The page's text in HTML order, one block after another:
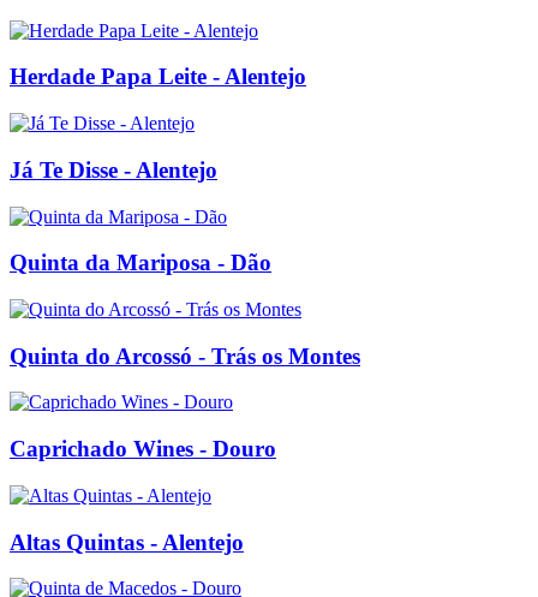
Herdade Papa Leite - Alentejo
Já Te Disse - Alentejo
Quinta da Mariposa - Dão
Quinta do Arcossó - Trás os Montes
Caprichado Wines - Douro
Altas Quintas - Alentejo